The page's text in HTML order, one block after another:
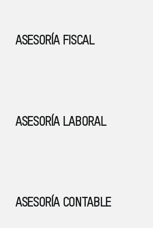
ASESORÍA FISCAL
ASESORÍA LABORAL
ASESORÍA CONTABLE